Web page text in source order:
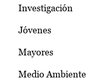
Investigación
Jóvenes
Mayores
Medio Ambiente